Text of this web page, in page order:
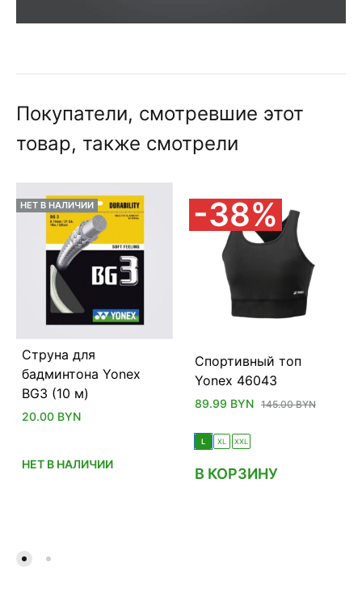
Покупатели, смотревшие этот
товар, также смотрели
НЕТ В НАЛИЧИИ
Струна для
бадминтона Yonex
BG3 (10 м)
20.00 BYN
НЕТ В НАЛИЧИИ
38%
Спортивный топ
Yonex 46043
89.99 BYN 145.00BYN
L XL XXL
В КОРЗИНУ